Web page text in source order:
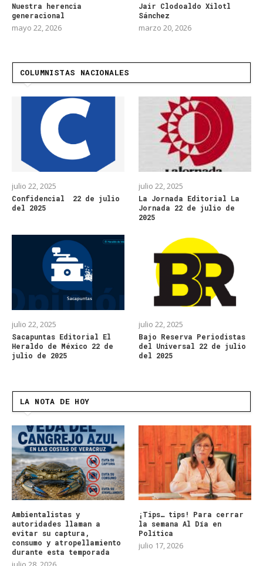
Nuestra herencia
generacional
mayo 22, 2026
Jair Clodoaldo Xilotl
Sánchez
marzo 20, 2026
COLUMNISTAS NACIONALES
julio 22, 2025
Confidencial 22 de julio
del 2025
julio 22, 2025
La Jornada Editorial La
Jornada 22 de julio de
2025
julio 22, 2025
Sacapuntas Editorial El
Heraldo de México 22 de
julio de 2025
julio 22, 2025
Bajo Reserva Periodistas
del Universal 22 de julio
del 2025
LA NOTA DE HOY
Ambientalistas y
autoridades llaman a
evitar su captura,
consumo y atropellamiento
durante esta temporada
¡Tips… tips! Para cerrar
la semana Al Día en
Política
julio 17, 2026